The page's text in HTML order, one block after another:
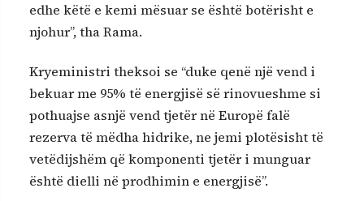
edhe këtë e kemi mësuar se është botërisht e
njohur”, tha Rama.
Kryeministri theksoi se “duke qenë një vend i
bekuar me 95% të energjisë së rinovueshme si
pothuajse asnjë vend tjetër në Europë falë
rezerva të mëdha hidrike, ne jemi plotësisht të
vetëdijshëm që komponenti tjetër i munguar
është dielli në prodhimin e energjisë”.